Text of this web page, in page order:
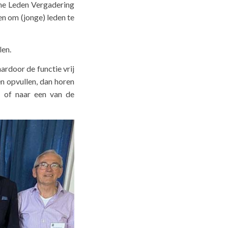
Leden Vergadering
om (jonge) leden te
de functie vrij
opvullen, dan horen
of naar een van de